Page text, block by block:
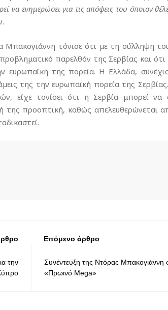
να ενημερώσει για τις απόψεις του όποιον
τόνισε ότι με τη σύλληψη
παρελθόν της Σερβίας και ότι
ευρωπαϊκή της πορεία. Η Ελλάδα,
της την ευρωπαϊκή πορεία της
είχε τονίσει ότι η Σερβία μπορεί να
της προοπτική, καθώς απελευθερώνεται
την
Επόμενο άρθρο
Συνέντευξη της Ντόρας Μπακογιάννη
«Πρωινό Mega»